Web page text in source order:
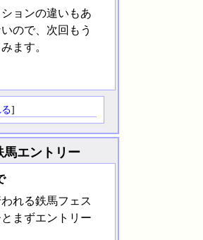
ョンの違いもあ
ので、次回もう
ます。
]
馬エントリー
れる鉄馬フェス
まずエントリー